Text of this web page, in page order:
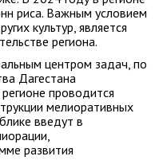
риса. Важным условием
культур, является
региона.
центром задач, по
Дагестана
проводится
мелиоративных
введут в
развития